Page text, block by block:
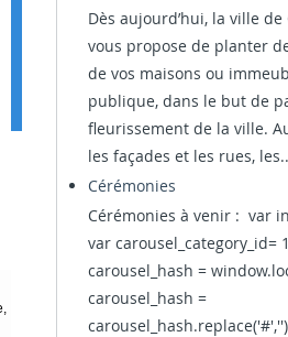
Dès aujourd’hui, la ville
vous propose de planter
de vos maisons ou
publique, dans le but de
fleurissement de la ville.
les façades et les rues,
Cérémonies
Cérémonies à venir : var
var carousel_category_id=
carousel_hash =
carousel_hash =